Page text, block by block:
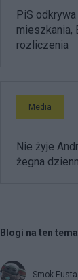
PiS
mieszkania,
rozliczenia
Media
Nie żyje
żegna
Blogi na ten
Smok